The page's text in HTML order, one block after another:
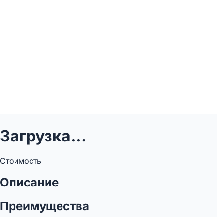
Загрузка...
Стоимость
Описание
Преимущества